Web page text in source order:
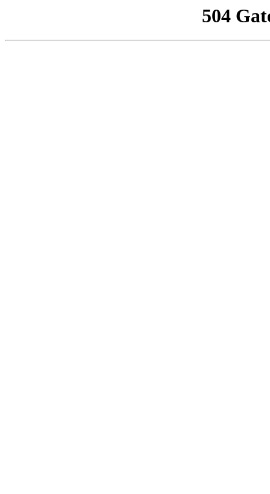
504